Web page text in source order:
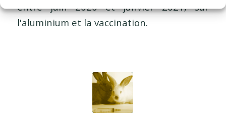
entre juin 2020 et janvier 2021, sur
l'aluminium et la vaccination.